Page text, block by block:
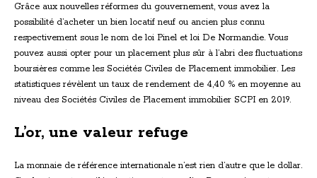
Grâce aux nouvelles réformes du gouvernement, vous avez la
possibilité d’acheter un bien locatif neuf ou ancien plus connu
respectivement sous le nom de loi Pinel et loi De Normandie. Vous
pouvez aussi opter pour un placement plus sûr à l’abri des fluctuations
boursières comme les Sociétés Civiles de Placement immobilier. Les
statistiques révèlent un taux de rendement de 4,40 % en moyenne au
niveau des Sociétés Civiles de Placement immobilier SCPI en 2019.
L’or, une valeur refuge
La monnaie de référence internationale n’est rien d’autre que le dollar.